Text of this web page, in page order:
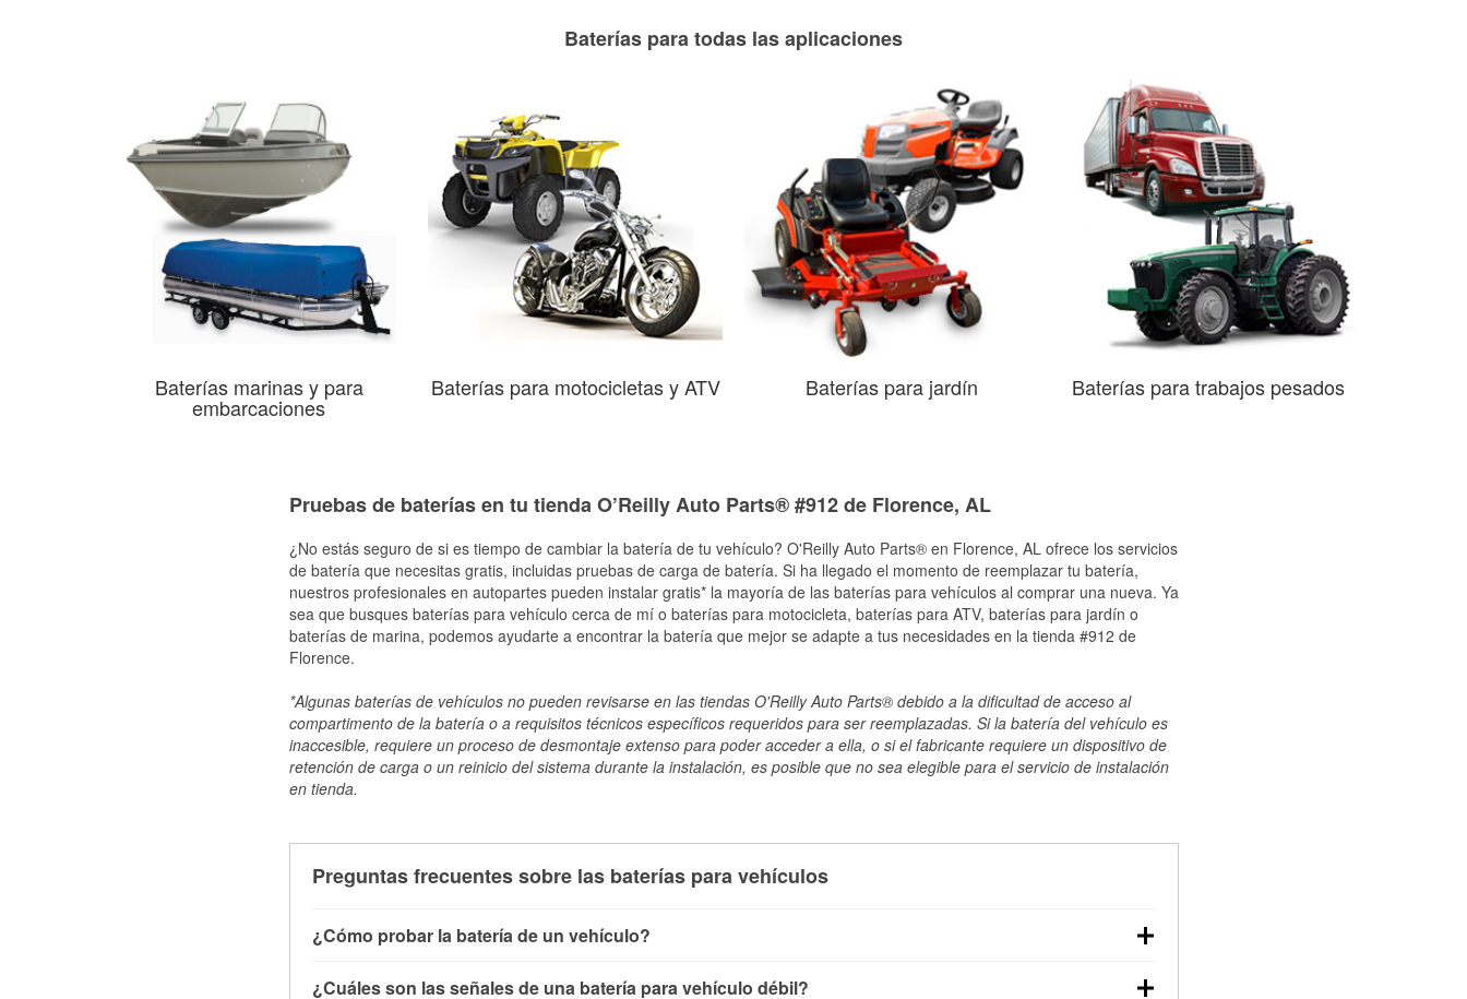
Baterías para todas las aplicaciones
Baterías marinas y para
embarcaciones
Baterías para motocicletas y ATV Baterías para jardín Baterías para trabajos pesados
Pruebas de baterías en tu tienda O’Reilly Auto Parts® #912 de Florence, AL
¿No estás seguro de si es tiempo de cambiar la batería de tu vehículo? O'Reilly Auto Parts® en Florence, AL ofrece los servicios
de batería que necesitas gratis, incluidas pruebas de carga de batería. Si ha llegado el momento de reemplazar tu batería,
nuestros profesionales en autopartes pueden instalar gratis* la mayoría de las baterías para vehículos al comprar una nueva. Ya
sea que busques baterías para vehículo cerca de mí o baterías para motocicleta, baterías para ATV, baterías para jardín o
baterías de marina, podemos ayudarte a encontrar la batería que mejor se adapte a tus necesidades en la tienda #912 de
Florence.
*Algunas baterías de vehículos no pueden revisarse en las tiendas O'Reilly Auto Parts® debido a la dificultad de acceso al
compartimento de la batería o a requisitos técnicos específicos requeridos para ser reemplazadas. Si la batería del vehículo es
inaccesible, requiere un proceso de desmontaje extenso para poder acceder a ella, o si el fabricante requiere un dispositivo de
retención de carga o un reinicio del sistema durante la instalación, es posible que no sea elegible para el servicio de instalación
en tienda.
Preguntas frecuentes sobre las baterías para vehículos
¿Cómo probar la batería de un vehículo?
¿Cuáles son las señales de una batería para vehículo débil?